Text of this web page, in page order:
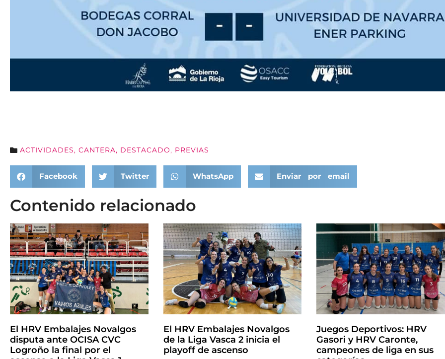
ACTIVIDADES, CANTERA, DESTACADO, PREVIAS
Facebook Twitter WhatsApp Enviar por email
Contenido relacionado
El HRV Embalajes Novalgos
disputa ante OCISA CVC
Logroño la final por el
El HRV Embalajes Novalgos
de la Liga Vasca 2 inicia el
playoff de ascenso
Juegos Deportivos: HRV
Gasori y HRV Caronte,
campeones de liga en sus